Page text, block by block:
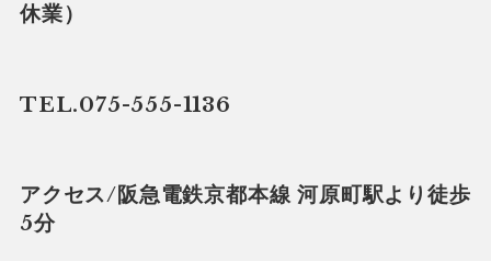
休業）
TEL.075-555-1136
アクセス/阪急電鉄京都本線 河原町駅より徒歩
5分